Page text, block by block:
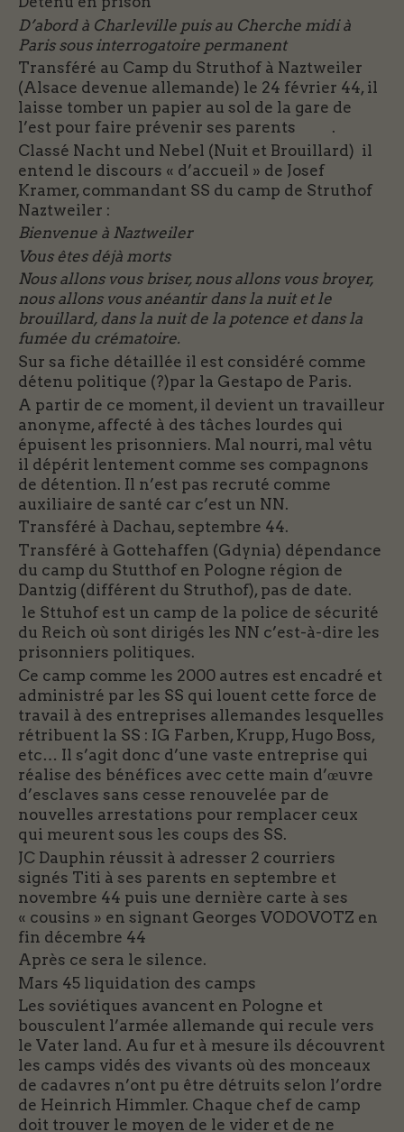
D’abord à Charleville puis au Cherche midi à
Paris sous interrogatoire permanent
Transféré au Camp du Struthof à Naztweiler
(Alsace devenue allemande) le 24 février 44, il
laisse tomber un papier au sol de la gare de
l’est pour faire prévenir ses parents .
Classé Nacht und Nebel (Nuit et Brouillard) il
entend le discours « d’accueil » de Josef
Kramer, commandant SS du camp de Struthof
Naztweiler :
Bienvenue à Naztweiler
Vous êtes déjà morts
Nous allons vous briser, nous allons vous broyer,
nous allons vous anéantir dans la nuit et le
brouillard, dans la nuit de la potence et dans la
fumée du crématoire.
Sur sa fiche détaillée il est considéré comme
détenu politique (?)par la Gestapo de Paris.
A partir de ce moment, il devient un travailleur
anonyme, affecté à des tâches lourdes qui
épuisent les prisonniers. Mal nourri, mal vêtu
il dépérit lentement comme ses compagnons
de détention. Il n’est pas recruté comme
auxiliaire de santé car c’est un NN.
Transféré à Dachau, septembre 44.
Transféré à Gottehaffen (Gdynia) dépendance
du camp du Stutthof en Pologne région de
Dantzig (différent du Struthof), pas de date.
le Sttuhof est un camp de la police de sécurité
du Reich où sont dirigés les NN c’est-à-dire les
prisonniers politiques.
Ce camp comme les 2000 autres est encadré et
administré par les SS qui louent cette force de
travail à des entreprises allemandes lesquelles
rétribuent la SS : IG Farben, Krupp, Hugo Boss,
etc… Il s’agit donc d’une vaste entreprise qui
réalise des bénéfices avec cette main d’œuvre
d’esclaves sans cesse renouvelée par de
nouvelles arrestations pour remplacer ceux
qui meurent sous les coups des SS.
JC Dauphin réussit à adresser 2 courriers
signés Titi à ses parents en septembre et
novembre 44 puis une dernière carte à ses
« cousins » en signant Georges VODOVOTZ en
fin décembre 44
Après ce sera le silence.
Mars 45 liquidation des camps
Les soviétiques avancent en Pologne et
bousculent l’armée allemande qui recule vers
le Vater land. Au fur et à mesure ils découvrent
les camps vidés des vivants où des monceaux
de cadavres n’ont pu être détruits selon l’ordre
de Heinrich Himmler. Chaque chef de camp
doit trouver le moyen de le vider et de ne